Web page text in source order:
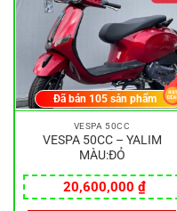
VESPA 50CC
VESPA 50CC – YALIM
MÀU:ĐỎ
20,600,000 ₫
Đã bán 105 sản phẩm